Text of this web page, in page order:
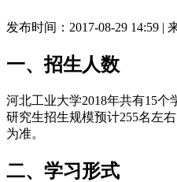
发布时间：2017-08-29 14:59 |
一、招生人数
河北工业大学2018年共有15
研究生招生规模预计255名左
为准。
二、学习形式